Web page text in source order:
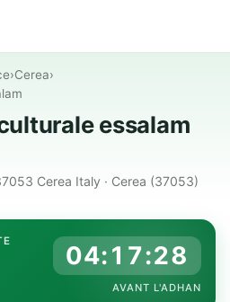
›Cerea›
essalam
Cerea Italy · Cerea (37053)
04:17:27
AVANT L'ADHAN